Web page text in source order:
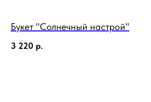
Букет "Солнечный настрой"
3 220 р.